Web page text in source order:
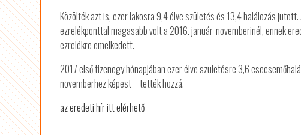
Közölték azt is, ezer lakosra 9,4 élve születés és 13,4 halálozás
ezrelékponttal magasabb volt a 2016. január-novemberinél, ennek
ezrelékre emelkedett.
2017 első tizenegy hónapjában ezer élve születésre 3,6
novemberhez képest – tették hozzá.
az eredeti hír itt elérhető